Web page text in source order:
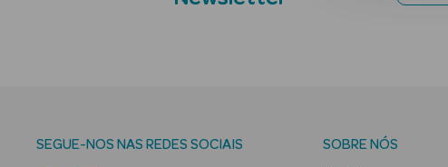
SEGUE-NOS NAS REDES SOCIAIS SOBRE NÓS